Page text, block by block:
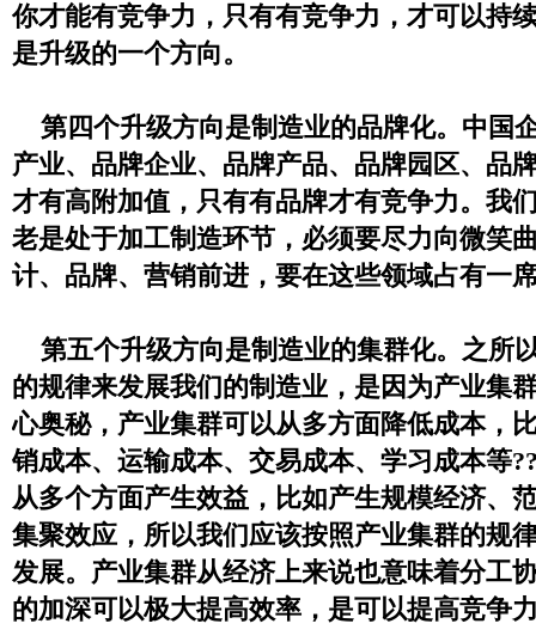
你才能有竞争力，只有有竞争力，才可以持
是升级的一个方向。
第四个升级方向是制造业的品牌化。中国
产业、品牌企业、品牌产品、品牌园区、品
才有高附加值，只有有品牌才有竞争力。我
老是处于加工制造环节，必须要尽力向微笑
计、品牌、营销前进，要在这些领域占有一
第五个升级方向是制造业的集群化。之所
的规律来发展我们的制造业，是因为产业集
心奥秘，产业集群可以从多方面降低成本，
销成本、运输成本、交易成本、学习成本等
从多个方面产生效益，比如产生规模经济、
集聚效应，所以我们应该按照产业集群的规
发展。产业集群从经济上来说也意味着分工
的加深可以极大提高效率，是可以提高竞争